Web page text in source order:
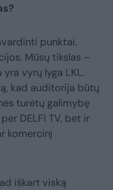
punktai.
Mūsų tikslas –
vyrų lyga LKL.
kad auditorija būtų
turėtų galimybę
DELFI TV, bet ir
komercinį
iškart viską